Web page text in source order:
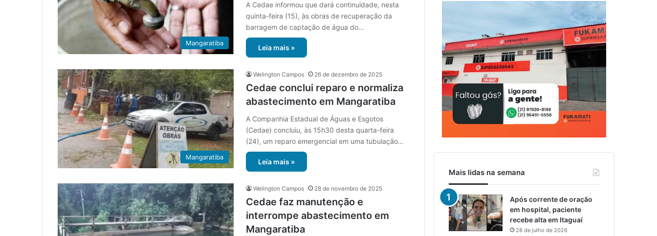
Mangaratiba
A Cedae informou que dará continuidade, nesta
quinta-feira (15), às obras de recuperação da
barragem de captação de água do…
Leia mais »
Mangaratiba
Welington Campos 26 de dezembro de 2025
Cedae conclui reparo e normaliza
abastecimento em Mangaratiba
A Companhia Estadual de Águas e Esgotos
(Cedae) concluiu, às 15h30 desta quarta-feira
(24), um reparo emergencial em uma tubulação…
Leia mais »
Welington Campos 28 de novembro de 2025
Cedae faz manutenção e
interrompe abastecimento em
Mangaratiba
Mais lidas na semana
Após corrente de oração
em hospital, paciente
recebe alta em Itaguaí
28 de julho de 2026